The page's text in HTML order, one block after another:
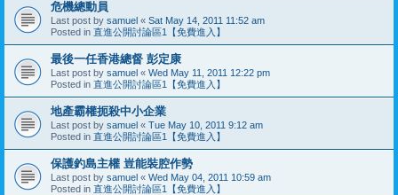
危機總動員
Last post by samuel « Sat May 14, 2011 11:52 am
Posted in 直進公開討論區1【免費進入】
最後一任香港總督 彭定康
Last post by samuel « Wed May 11, 2011 12:22 pm
Posted in 直進公開討論區1【免費進入】
地產霸權扼殺中小企業
Last post by samuel « Tue May 10, 2011 9:12 am
Posted in 直進公開討論區1【免費進入】
保護釣島主權 豈能裝腔作勢
Last post by samuel « Wed May 04, 2011 10:59 am
Posted in 直進公開討論區1【免費進入】